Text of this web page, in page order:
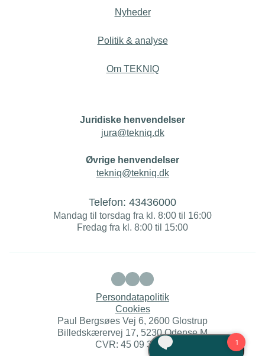
Nyheder
Politik & analyse
Om TEKNIQ
Juridiske henvendelser
jura@tekniq.dk
Øvrige henvendelser
tekniq@tekniq.dk
Telefon: 43436000
Mandag til torsdag fra kl. 8:00 til 16:00
Fredag fra kl. 8:00 til 15:00
Persondatapolitik
Cookies
Paul Bergsøes Vej 6, 2600 Glostrup
Billedskærervej 17, 5230 Odense M
CVR: 45 09 35 22